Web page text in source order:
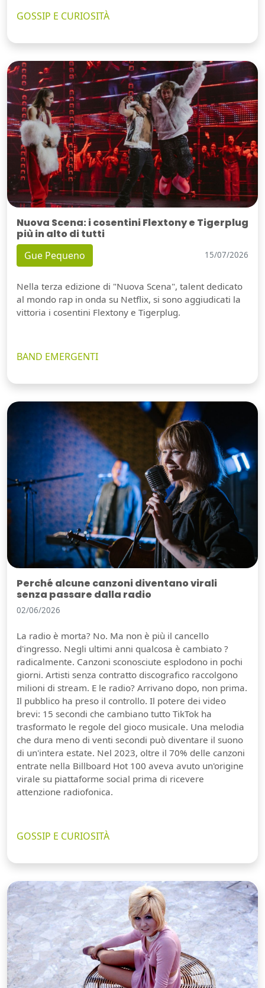
GOSSIP E CURIOSITÀ
Nuova Scena: i cosentini Flextony e Tigerplug
più in alto di tutti
Gue Pequeno 15/07/2026
Nella terza edizione di "Nuova Scena", talent dedicato
al mondo rap in onda su Netflix, si sono aggiudicati la
vittoria i cosentini Flextony e Tigerplug.
BAND EMERGENTI
Perché alcune canzoni diventano virali
senza passare dalla radio
02/06/2026
La radio è morta? No. Ma non è più il cancello
d'ingresso. Negli ultimi anni qualcosa è cambiato ?
radicalmente. Canzoni sconosciute esplodono in pochi
giorni. Artisti senza contratto discografico raccolgono
milioni di stream. E le radio? Arrivano dopo, non prima.
Il pubblico ha preso il controllo. Il potere dei video
brevi: 15 secondi che cambiano tutto TikTok ha
trasformato le regole del gioco musicale. Una melodia
che dura meno di venti secondi può diventare il suono
di un'intera estate. Nel 2023, oltre il 70% delle canzoni
entrate nella Billboard Hot 100 aveva avuto un'origine
virale su piattaforme social prima di ricevere
attenzione radiofonica.
GOSSIP E CURIOSITÀ